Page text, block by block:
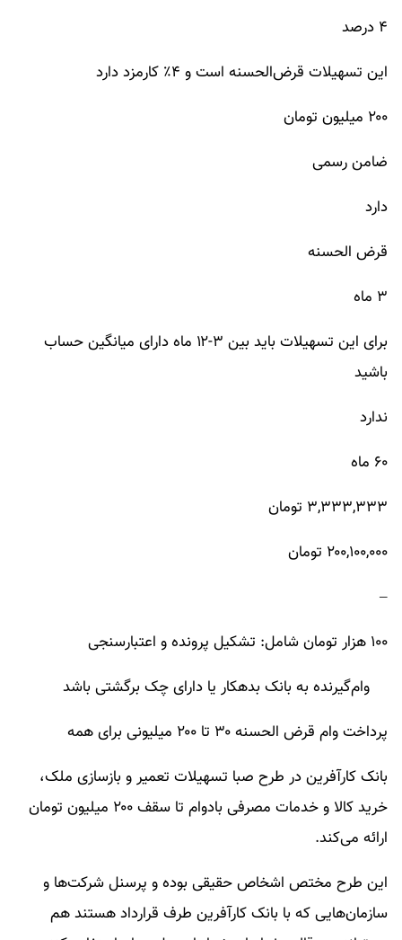
۴ درصد
این تسهیلات قرض‌الحسنه است و ۴٪ کارمزد دارد
۲۰۰ میلیون تومان
ضامن رسمی
دارد
قرض الحسنه
۳ ماه
برای این تسهیلات باید بین ۳-۱۲ ماه دارای میانگین حساب
باشید
ندارد
۶۰ ماه
۳,۳۳۳,۳۳۳ تومان
۲۰۰,۱۰۰,۰۰۰ تومان
–
۱۰۰ هزار تومان شامل: تشکیل پرونده و اعتبارسنجی
وام‌گیرنده به بانک بدهکار یا دارای چک برگشتی باشد
پرداخت وام قرض الحسنه ۳۰ تا ۲۰۰ میلیونی برای همه
بانک کارآفرین در طرح صبا تسهیلات تعمیر و بازسازی ملک،
خرید کالا و خدمات مصرفی بادوام تا سقف ۲۰۰ میلیون تومان
ارائه می‌کند.
این طرح مختص اشخاص حقیقی بوده و پرسنل شرکت‌ها و
سازمان‌هایی که با بانک کارآفرین طرف قرارداد هستند هم